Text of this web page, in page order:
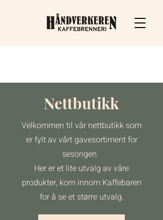
Nettbutikk
Velkommen til vår nettbutikk som
er fylt av vårt gavesortiment for
sesongen.
Her er et lite utvalg av våre
produkter, kom innom Kaffebaren
for å se et større utvalg.